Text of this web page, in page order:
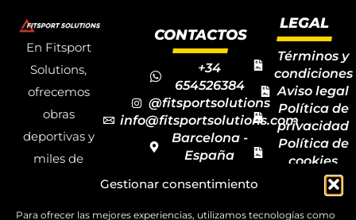
Gestionar consentimiento
Para ofrecer las mejores experiencias, utilizamos tecnologías como
En Fitsport
Solutions,
ofrecemos
obras
deportivas y
miles de
CONTACTOS
+34
654526384
@fitsportsolutions
info@fitsportsolutions.com
Barcelona -
España
de contacto
LEGAL
Términos y
condiciones
Aviso legal
Política de
privacidad
Política de
cookies
Mapa del
sitio